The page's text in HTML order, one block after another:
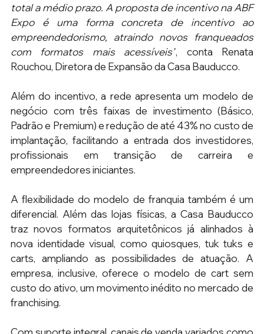
total a médio prazo. A proposta de incentivo na ABF
Expo é uma forma concreta de incentivo ao
empreendedorismo, atraindo novos franqueados
com formatos mais acessíveis”, conta Renata
Rouchou, Diretora de Expansão da Casa Bauducco.
Além do incentivo, a rede apresenta um modelo de
negócio com três faixas de investimento (Básico,
Padrão e Premium) e redução de até 43% no custo de
implantação, facilitando a entrada dos investidores,
profissionais em transição de carreira e
empreendedores iniciantes.
A flexibilidade do modelo de franquia também é um
diferencial. Além das lojas físicas, a Casa Bauducco
traz novos formatos arquitetônicos já alinhados à
nova identidade visual, como quiosques, tuk tuks e
carts, ampliando as possibilidades de atuação. A
empresa, inclusive, oferece o modelo de cart sem
custo do ativo, um movimento inédito no mercado de
franchising.